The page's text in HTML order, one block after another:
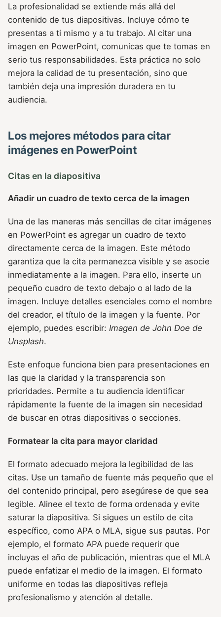
La profesionalidad se extiende más allá del
contenido de tus diapositivas. Incluye cómo te
presentas a ti mismo y a tu trabajo. Al citar una
imagen en PowerPoint, comunicas que te tomas en
serio tus responsabilidades. Esta práctica no solo
mejora la calidad de tu presentación, sino que
también deja una impresión duradera en tu
audiencia.
Los mejores métodos para citar
imágenes en PowerPoint
Citas en la diapositiva
Añadir un cuadro de texto cerca de la imagen
Una de las maneras más sencillas de citar imágenes
en PowerPoint es agregar un cuadro de texto
directamente cerca de la imagen. Este método
garantiza que la cita permanezca visible y se asocie
inmediatamente a la imagen. Para ello, inserte un
pequeño cuadro de texto debajo o al lado de la
imagen. Incluye detalles esenciales como el nombre
del creador, el título de la imagen y la fuente. Por
ejemplo, puedes escribir: Imagen de John Doe de
Unsplash.
Este enfoque funciona bien para presentaciones en
las que la claridad y la transparencia son
prioridades. Permite a tu audiencia identificar
rápidamente la fuente de la imagen sin necesidad
de buscar en otras diapositivas o secciones.
Formatear la cita para mayor claridad
El formato adecuado mejora la legibilidad de las
citas. Use un tamaño de fuente más pequeño que el
del contenido principal, pero asegúrese de que sea
legible. Alinee el texto de forma ordenada y evite
saturar la diapositiva. Si sigues un estilo de cita
específico, como APA o MLA, sigue sus pautas. Por
ejemplo, el formato APA puede requerir que
incluyas el año de publicación, mientras que el MLA
puede enfatizar el medio de la imagen. El formato
uniforme en todas las diapositivas refleja
profesionalismo y atención al detalle.